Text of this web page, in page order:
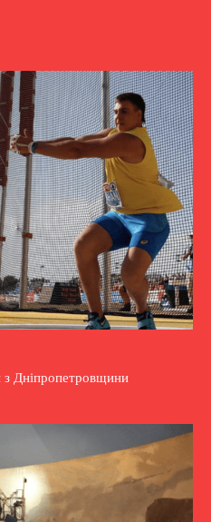
Дніпропетровщини